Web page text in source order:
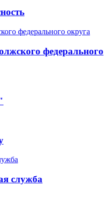
федерального
служба